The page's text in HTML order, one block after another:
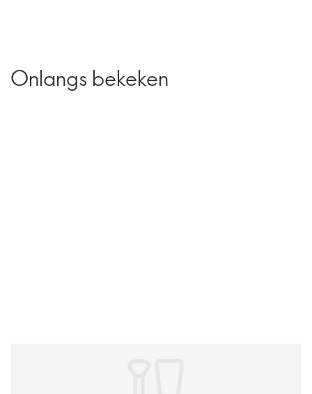
Onlangs bekeken